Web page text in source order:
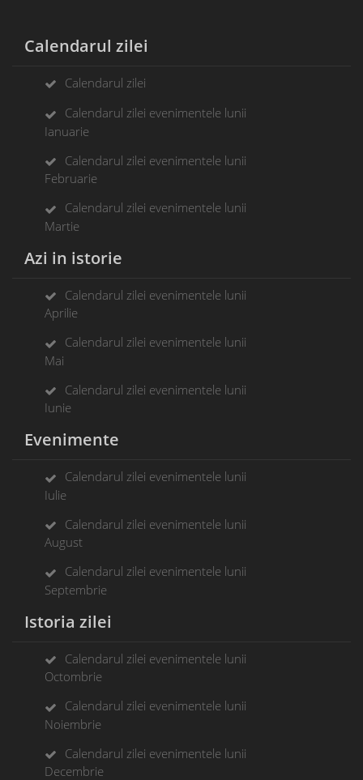
Calendarul zilei
Calendarul zilei
Calendarul zilei evenimentele lunii
Ianuarie
Calendarul zilei evenimentele lunii
Februarie
Calendarul zilei evenimentele lunii
Martie
Azi in istorie
Calendarul zilei evenimentele lunii
Aprilie
Calendarul zilei evenimentele lunii
Mai
Calendarul zilei evenimentele lunii
Iunie
Evenimente
Calendarul zilei evenimentele lunii
Iulie
Calendarul zilei evenimentele lunii
August
Calendarul zilei evenimentele lunii
Septembrie
Istoria zilei
Calendarul zilei evenimentele lunii
Octombrie
Calendarul zilei evenimentele lunii
Noiembrie
Calendarul zilei evenimentele lunii
Decembrie